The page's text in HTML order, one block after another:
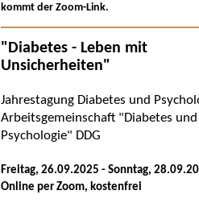
kommt der Zoom-Link.
"Diabetes - Leben mit
Unsicherheiten"
Jahrestagung Diabetes und
Arbeitsgemeinschaft "Diabetes und
Psychologie" DDG
Freitag, 26.09.2025 - Sonntag,
Online per Zoom, kostenfrei